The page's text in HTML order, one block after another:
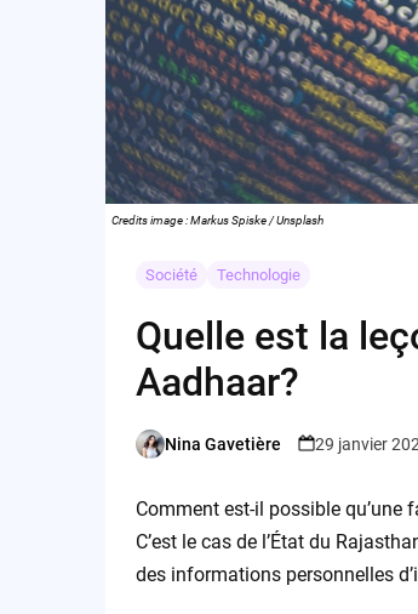
Credits image : Markus Spiske / Unsplash
Société Technologie
Quelle est la
Aadhaar?
Posted
Nina Gavetière 29 janvier
Comment est-il possible qu’une
C’est le cas de l’État du
des informations personnelles